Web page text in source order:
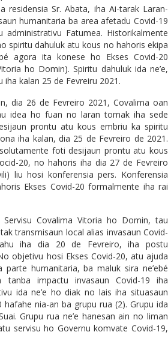
residensia Sr. Abata, iha Ai-tarak Laran-
humanitaria ba area afetadu Covid-19
administrativu Fatumea. Historikalmente
spiritu dahuluk atu kous no hahoris ekipa
agora ita konese ho Ekses Covid-20
ho Domin). Spiritu dahuluk ida ne’e,
kalan 25 de Fevreiru 2021.
dia 26 de Fevreiro 2021, Covalima oan
idea ho fuan no laran tomak iha sede
prontu atu kous embriu ka spiritu
iha kalan, dia 25 de Fevreiro de 2021.
foti desijaun prontu atu kous
20, no hahoris iha dia 27 de Fevreiro
liu hosi konferensia pers. Konferensia
Ekses Covid-20 formalmente iha rai
Servisu Covalima Vitoria ho Domin, tau
transmisaun local alias invasaun Covid-
iha dia 20 de Fevreiro, iha postu
objetivu hosi Ekses Covid-20, atu ajuda
parte humanitaria, ba maluk sira ne’ebé
tanba impactu invasaun Covid-19 iha
ida ne’e ho diak no lais iha situasaun
hafahe nia-an ba grupu rua (2). Grupu ida
Grupu rua ne’e hanesan ain no liman
servisu ho Governu komvate Covid-19,